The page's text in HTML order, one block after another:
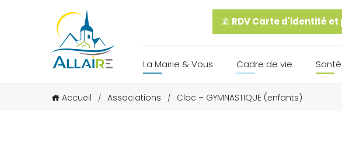
RDV Carte d'identité
La Mairie & Vous Cadre de vie
Accueil / Associations / Clac – GYMNASTIQUE (enfants)